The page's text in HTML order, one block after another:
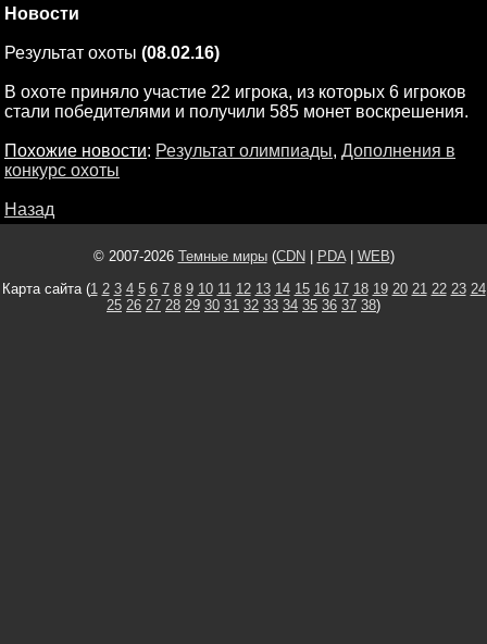
Новости
Результат охоты (08.02.16)
В охоте приняло участие 22 игрока, из которых 6 игроков
стали победителями и получили 585 монет воскрешения.
Похожие новости: Результат олимпиады, Дополнения в
конкурс охоты
Назад
© 2007-2026 Темные миры(CDN PDA| WEB)
Карта сайта (1 2 3 4 5 6 7 8 9 10 11 12 13 14 15 16 17 18 19 20 21 22 23 24
25 26 27 28 29 30 31 32 33 34 35 36 37 38)